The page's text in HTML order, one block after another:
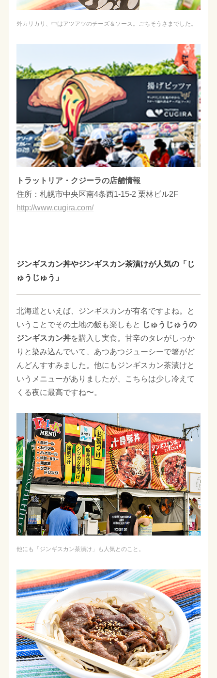
外カリカリ、中はアツアツのチーズ＆ソース。ごちそうさまでした。
トラットリア・クジーラの店舗情報
住所：札幌市中央区南4条西1-15-2 栗林ビル2F
http://www.cugira.com/
ジンギスカン丼やジンギスカン茶漬けが人気の「じ
ゅうじゅう」
北海道といえば、ジンギスカンが有名ですよね。と
いうことでその土地の飯も楽しもと じゅうじゅうの
ジンギスカン丼を購入し実食。甘辛のタレがしっか
りと染み込んでいて、あつあつジューシーで箸がど
んどんすすみました。他にもジンギスカン茶漬けと
いうメニューがありましたが、こちらは少し冷えて
くる夜に最高ですね〜。
他にも「ジンギスカン茶漬け」も人気とのこと。